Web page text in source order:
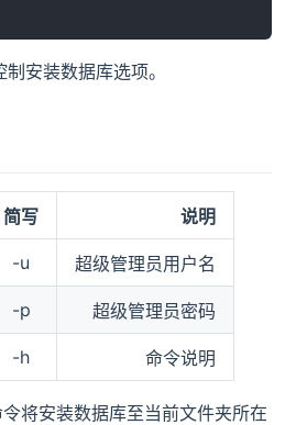
安装数据库选项。
简写 说明
-u 超级管理员用户名
-p 超级管理员密码
-h 命令说明
将安装数据库至当前文件夹所在